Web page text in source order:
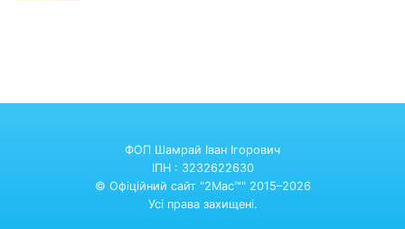
ФОП Шамрай Іван Ігорович
ІПН : 3232622630
© Офіційний сайт "2Mac™" 2015–2026
Усі права захищені.